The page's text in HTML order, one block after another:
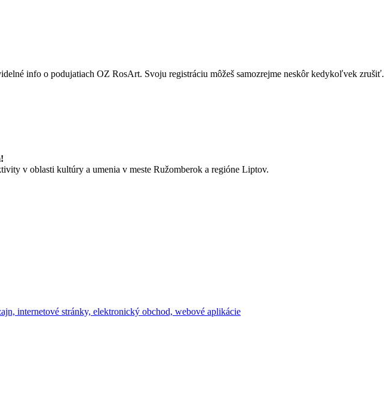
info o podujatiach OZ RosArt. Svoju registráciu môžeš samozrejme neskôr kedykoľvek zrušiť.
v oblasti kultúry a umenia v meste Ružomberok a regióne Liptov.